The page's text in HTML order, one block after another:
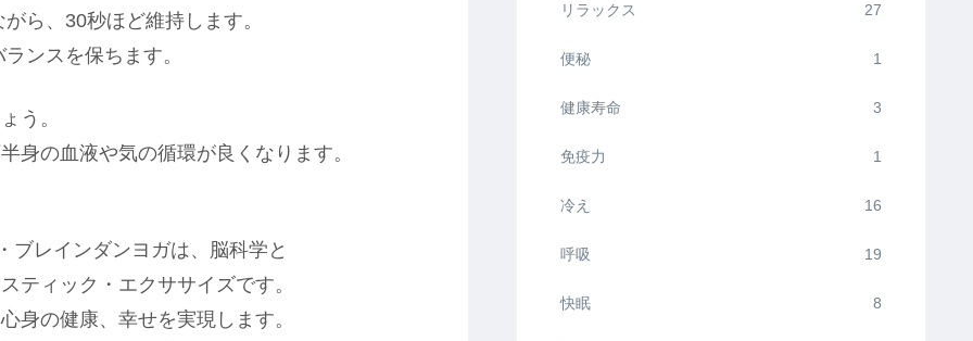
ら、30秒ほど維持します。
ンスを保ちます。
う。
身の血液や気の循環が良くなります。
ブレインダンヨガは、脳科学と
ティック・エクササイズです。
身の健康、幸せを実現します。
リラックス 27
便秘 1
健康寿命 3
免疫力 1
冷え 16
呼吸 19
快眠 8